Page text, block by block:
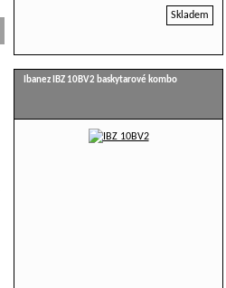
Skladem
Ibanez IBZ 10BV2 baskytarové kombo